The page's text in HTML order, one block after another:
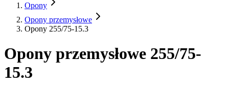
Opony
Opony przemysłowe
Opony 255/75-15.3
Opony przemysłowe 255/75-
15.3